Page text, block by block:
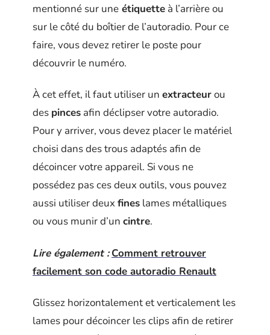
mentionné sur une étiquette à l’arrière ou
sur le côté du boîtier de l’autoradio. Pour ce
faire, vous devez retirer le poste pour
découvrir le numéro.
À cet effet, il faut utiliser un extracteurou
des pinces afin déclipser votre autoradio.
Pour y arriver, vous devez placer le matériel
choisi dans des trous adaptés afin de
décoincer votre appareil. Si vous ne
possédez pas ces deux outils, vous pouvez
aussi utiliser deux fines lames métalliques
ou vous munir d’un cintre.
Lire également : Comment retrouver
facilement son code autoradio Renault
Glissez horizontalement et verticalement les
lames pour décoincer les clips afin de retirer